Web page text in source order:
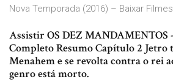
Nova Temporada (2016) – Baixar
Assistir OS DEZ MANDAMENTOS
Completo Resumo Capítulo 2 Jetro
Menahem e se revolta contra o rei
genro está morto.